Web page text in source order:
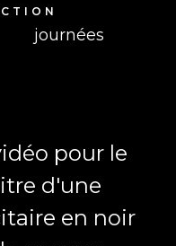
journées
pour le
d'une
en noir